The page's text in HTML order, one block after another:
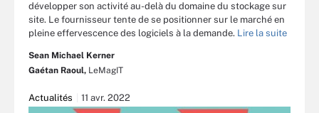
développer son activité au-delà du domaine du stockage sur
site. Le fournisseur tente de se positionner sur le marché en
pleine effervescence des logiciels à la demande. Lire la suite
Sean Michael Kerner
Gaétan Raoul, LeMagIT
Actualités 11 avr. 2022